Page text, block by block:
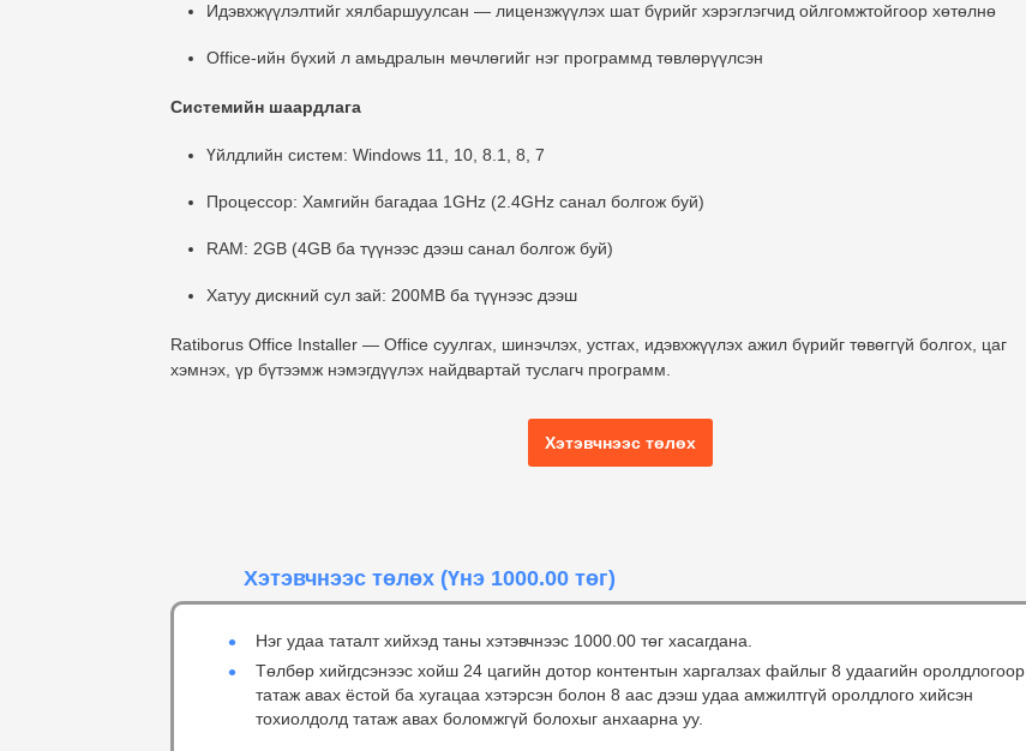
Идэвхжүүлэлтийг хялбаршуулсан — лицензжүүлэх шат бүрийг хэрэглэгчид ойлгомжтойгоор хөтөлнө
Office-ийн бүхий л амьдралын мөчлөгийг нэг программд төвлөрүүлсэн
Системийн шаардлага
Үйлдлийн систем: Windows 11, 10, 8.1, 8, 7
Процессор: Хамгийн багадаа 1GHz (2.4GHz санал болгож буй)
RAM: 2GB (4GB ба түүнээс дээш санал болгож буй)
Хатуу дискний сул зай: 200MB ба түүнээс дээш
Ratiborus Office Installer — Office суулгах, шинэчлэх, устгах, идэвхжүүлэх ажил бүрийг төвөггүй болгох, цаг
хэмнэх, үр бүтээмж нэмэгдүүлэх найдвартай туслагч программ
Хэтэвчнээс төлөх
Хэтэвчнээс төлөх (Үнэ 1000.00 төг)
Нэг удаа таталт хийхэд таны хэтэвчнээс 1000.00 төг хасагдана.
Төлбөр хийгдсэнээс хойш 24 цагийн дотор контентын харгалзах файлыг 8 удаагийн оролдлогоор
татаж авах ёстой ба хугацаа хэтэрсэн болон 8 аас дээш удаа амжилтгүй оролдлого хийсэн
тохиолдолд татаж авах боломжгүй болохыг анхаарна уу.